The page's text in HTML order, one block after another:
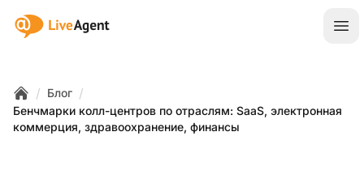
:site.title
Home
/ Блог /
Бенчмарки колл-центров по отраслям: SaaS, электронная
коммерция, здравоохранение, финансы